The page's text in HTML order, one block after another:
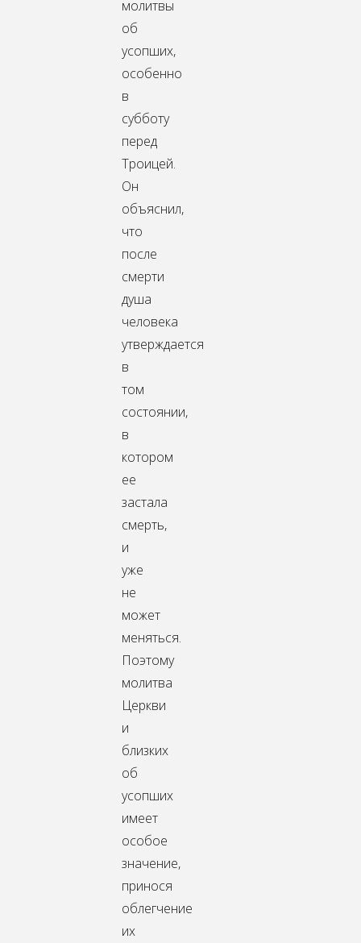
молитвы
об
усопших,
особенно
в
субботу
перед
Троицей.
Он
объяснил,
что
после
смерти
душа
человека
утверждается
в
том
состоянии,
в
котором
ее
застала
смерть,
и
уже
не
может
меняться.
Поэтому
молитва
Церкви
и
близких
об
усопших
имеет
особое
значение,
принося
облегчение
их